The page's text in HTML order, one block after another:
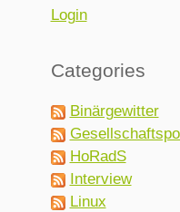
Login
Categories
Binärgewitter
HoRadS
Interview
Linux